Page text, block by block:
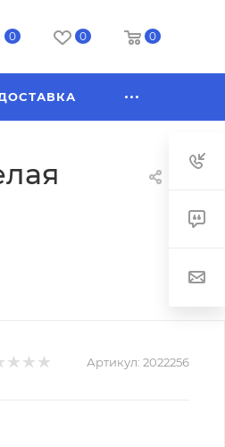
0 0 0
Артикул: 2022256